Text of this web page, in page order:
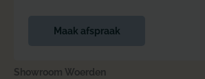
Maak afspraak
Showroom Woerden